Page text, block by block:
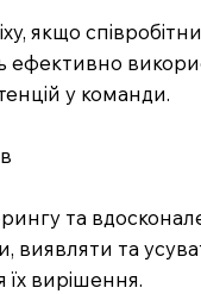
якщо
у команди.
та
виявляти та
їх вирішення.